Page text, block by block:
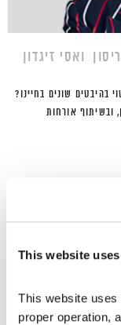
This website
This website
proper operation,
ואסי זיגדון
בהיבטים שונים בחיינו?
ובשיתוף אורחות